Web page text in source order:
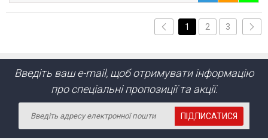
1 2 3
Введіть ваш e-mail, щоб отримувати інформацію
про спеціальні пропозиції та акції.
ПІДПИСАТИСЯ